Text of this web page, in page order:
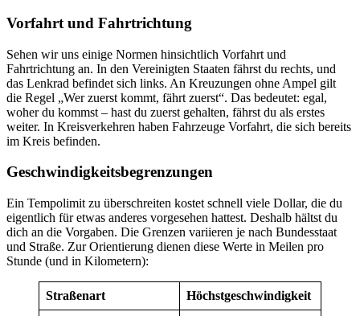
Vorfahrt und Fahrtrichtung
Sehen wir uns einige Normen hinsichtlich Vorfahrt und
Fahrtrichtung an. In den Vereinigten Staaten fährst du rechts, und
das Lenkrad befindet sich links. An Kreuzungen ohne Ampel gilt
die Regel „Wer zuerst kommt, fährt zuerst“. Das bedeutet: egal,
woher du kommst – hast du zuerst gehalten, fährst du als erstes
weiter. In Kreisverkehren haben Fahrzeuge Vorfahrt, die sich bereits
im Kreis befinden.
Geschwindigkeitsbegrenzungen
Ein Tempolimit zu überschreiten kostet schnell viele Dollar, die du
eigentlich für etwas anderes vorgesehen hattest. Deshalb hältst du
dich an die Vorgaben. Die Grenzen variieren je nach Bundesstaat
und Straße. Zur Orientierung dienen diese Werte in Meilen pro
Stunde (und in Kilometern):
Straßenart Höchstgeschwindigkeit